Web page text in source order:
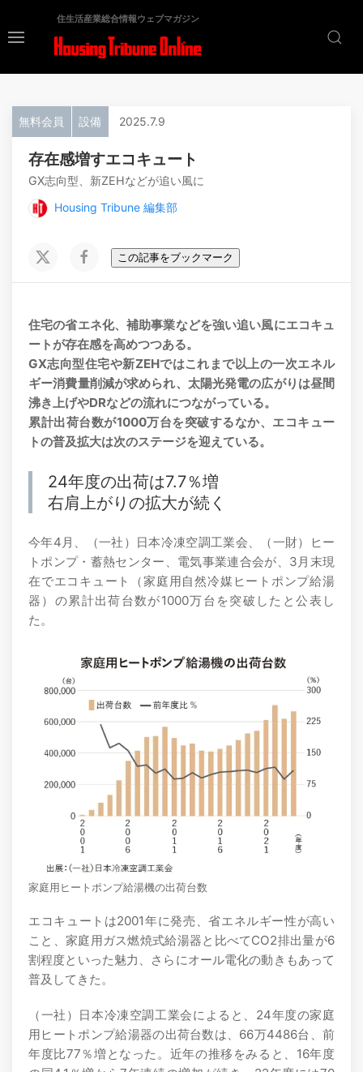
住生活産業総合情報ウェブマガジン
無料会員 設備 2025.7.9
存在感増すエコキュート
GX志向型、新ZEHなどが追い風に
Housing Tribune 編集部
この記事をブックマーク
住宅の省エネ化、補助事業などを強い追い風にエコキュ
ートが存在感を高めつつある。
GX志向型住宅や新ZEHではこれまで以上の一次エネル
ギー消費量削減が求められ、太陽光発電の広がりは昼間
沸き上げやDRなどの流れにつながっている。
累計出荷台数が1000万台を突破するなか、エコキュー
トの普及拡大は次のステージを迎えている。
24年度の出荷は7.7％増
右肩上がりの拡大が続く
今年4月、（一社）日本冷凍空調工業会、（一財）ヒー
トポンプ・蓄熱センター、電気事業連合会が、3月末現
在でエコキュート（家庭用自然冷媒ヒートポンプ給湯
器）の累計出荷台数が1000万台を突破したと公表し
た。
家庭用ヒートポンプ給湯機の出荷台数
エコキュートは2001年に発売、省エネルギー性が高い
こと、家庭用ガス燃焼式給湯器と比べてCO2排出量が6
割程度といった魅力、さらにオール電化の動きもあって
普及してきた。
（一社）日本冷凍空調工業会によると、24年度の家庭
用ヒートポンプ給湯器の出荷台数は、66万4486台、前
年度比77％増となった。近年の推移をみると、16年度